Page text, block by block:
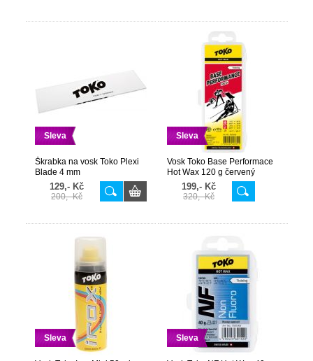
Sleva
Škrabka na vosk Toko Plexi
Blade 4 mm
129,- Kč
200,- Kč
Sleva
Vosk Toko Base Performace
Hot Wax 120 g červený
199,- Kč
320,- Kč
Sleva Sleva